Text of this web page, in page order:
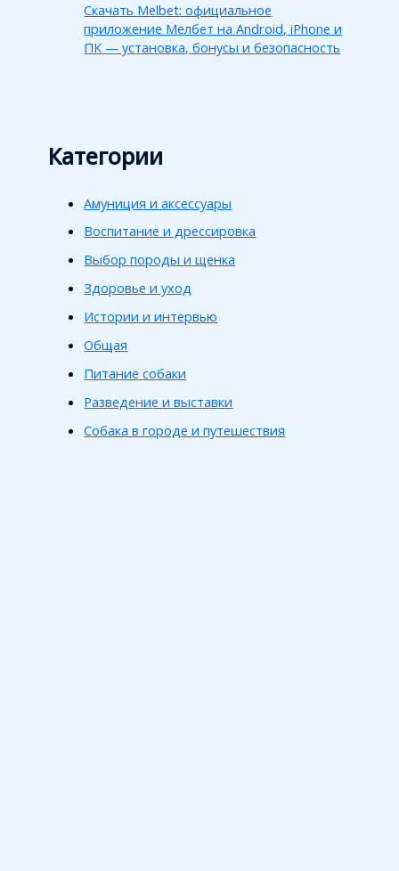
Скачать Melbet: официальное
приложение Мелбет на Android, iPhone и
ПК — установка, бонусы и безопасность
Категории
Амуниция и аксессуары
Воспитание и дрессировка
Выбор породы и щенка
Здоровье и уход
Истории и интервью
Общая
Питание собаки
Разведение и выставки
Собака в городе и путешествия